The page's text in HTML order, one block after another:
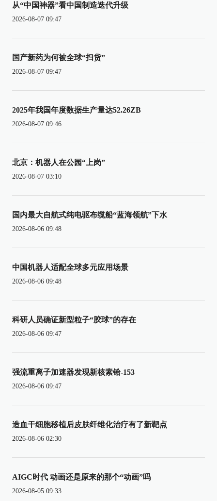
从“中国神器”看中国制造迭代升级
2026-08-07 09:47
国产新药为何被全球“扫货”
2026-08-07 09:47
2025年我国年度数据生产量达52.26ZB
2026-08-07 09:46
北京：机器人在公园“上岗”
2026-08-07 03:10
国内最大自航式纯电驱布缆船“蓝海领航”下水
2026-08-06 09:48
中国机器人适配全球多元应用场景
2026-08-06 09:48
科研人员确证新型粒子“胶球”的存在
2026-08-06 09:47
强流重离子加速器发现新核素铪-153
2026-08-06 09:47
造血干细胞移植后皮肤纤维化治疗有了新靶点
2026-08-06 02:30
AIGC时代 动画还是原来的那个“动画”吗
2026-08-05 09:33